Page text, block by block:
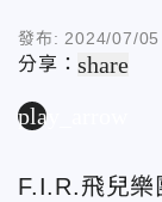
發布: 2024/07/
分享：share
play_arrow
F.I.R.飛兒樂